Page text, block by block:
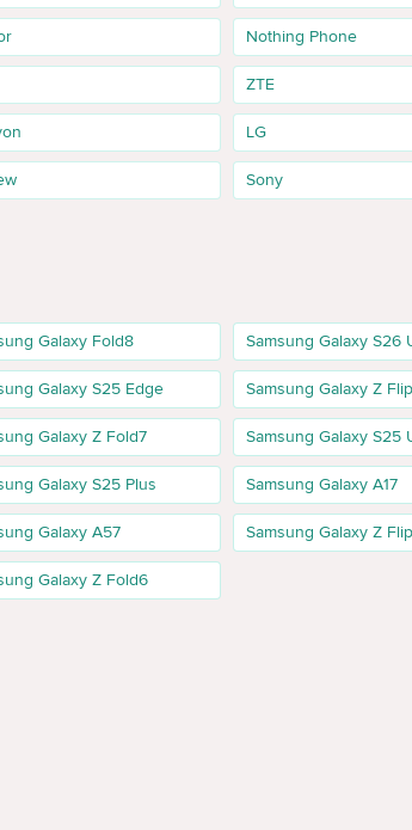
и видео. По GSC видны запросы «samsung
на фильтре.
социальные сети и камеру. Дополнительная
файлы. В GSC эта версия показывает сильный
galaxy a07 8/256gb».
страницы в выдаче относятся к Samsung
что покупателю стоит проверить наличие
Nothing Phone
ZTE
LG
Sony
Galaxy Fold8 Samsung Galaxy S26
Galaxy S25 Edge Samsung Galaxy Z
Galaxy Z Fold7 Samsung Galaxy S25
Galaxy S25 Plus Samsung Galaxy A17
Galaxy A57 Samsung Galaxy Z
Galaxy Z Fold6